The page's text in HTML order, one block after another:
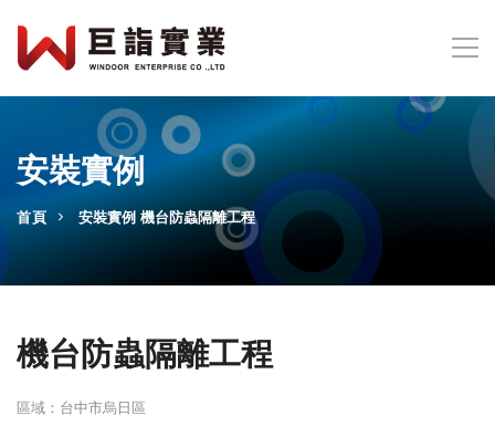
安裝實例
首頁 安裝實例 機台防蟲隔離工程
機台防蟲隔離工程
區域：台中市烏日區